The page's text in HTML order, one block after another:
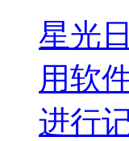
星光
用软
进行